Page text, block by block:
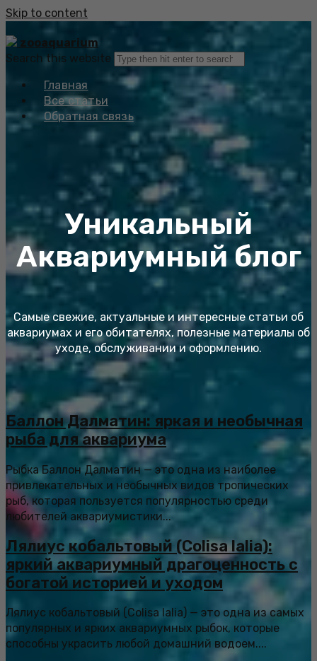
Skip to content
zooaquarium
Search this website
Главная
Все статьи
Обратная связь
Уникальный
Аквариумный блог
Самые свежие, актуальные и интересные статьи об
аквариумах и его обитателях, полезные материалы об
уходе, обслуживании и оформлению.
Баллон Далматин: яркая и необычная
рыба для аквариума
Рыбка Баллон Далматин — это одна из наиболее
привлекательных и необычных видов тропических
рыб, которая пользуется популярностью среди
любителей аквариумистики...
Лялиус кобальтовый (Colisa lalia):
яркий аквариумный драгоценность с
богатой историей и уходом
Лялиус кобальтовый (Colisa lalia) — это одна из самых
популярных и ярких аквариумных рыбок, которые
способны украсить любой домашний водоем....